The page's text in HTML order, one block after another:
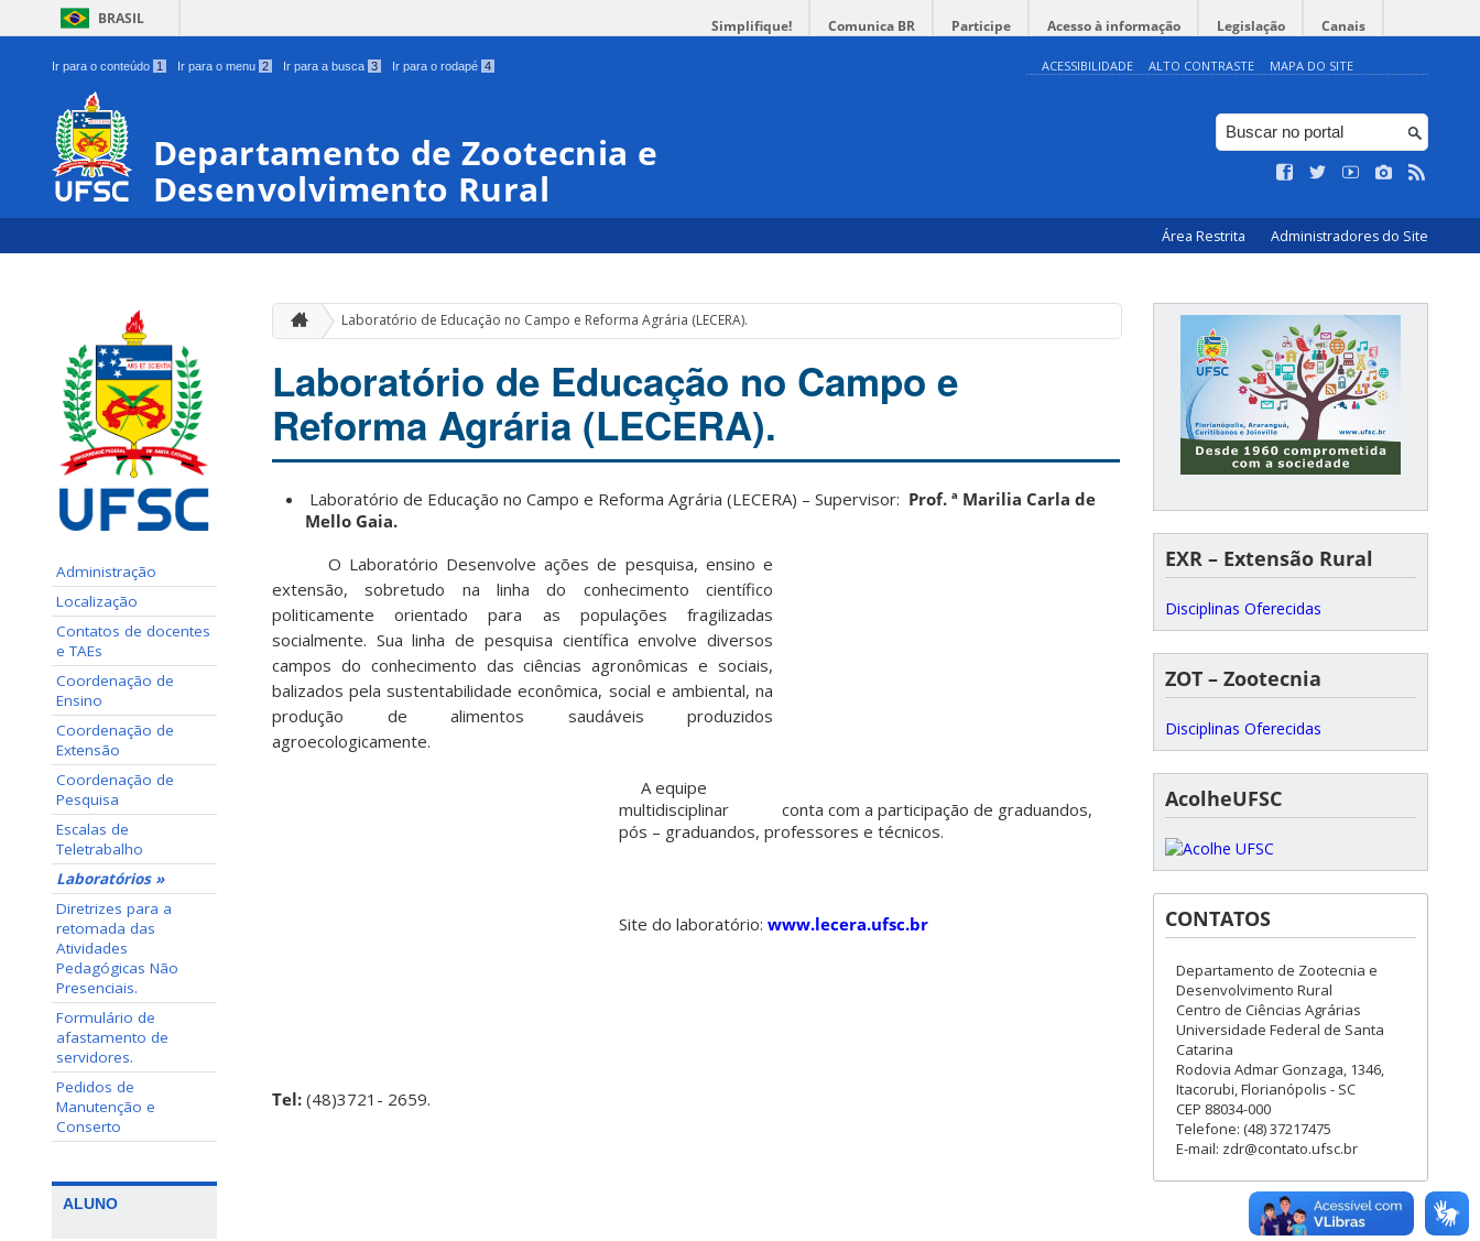
BRASIL Simplifique! Comunica BR Participe Acesso à informação Legislação Canais
Ir para o conteúdo 1 Ir para o menu 2 Ir para a busca 3 Ir para o rodapé 4 ACESSIBILIDADE ALTO CONTRASTE MAPA DO SITE
Departamento de Zootecnia e
Desenvolvimento Rural
Área Restrita Administradores do Site
Administração
Localização
Contatos de docentes
e TAEs
Coordenação de
Ensino
Coordenação de
Extensão
Coordenação de
Pesquisa
Escalas de
Teletrabalho
Laboratórios »
Diretrizes para a
retomada das
Atividades
Pedagógicas Não
Presenciais.
Formulário de
afastamento de
servidores.
Pedidos de
Manutenção e
Conserto
ALUNO
Laboratório de Educação no Campo e Reforma Agrária (LECERA).
Laboratório de Educação no Campo e
Reforma Agrária (LECERA).
Laboratório de Educação no Campo e Reforma Agrária (LECERA) – Supervisor: Prof. ª Marilia Carla de
Mello Gaia.
O Laboratório Desenvolve ações de pesquisa, ensino e
extensão, sobretudo na linha do conhecimento científico
politicamente orientado para as populações fragilizadas
socialmente. Sua linha de pesquisa científica envolve diversos
campos do conhecimento das ciências agronômicas e sociais,
balizados pela sustentabilidade econômica, social e ambiental, na
produção de alimentos saudáveis produzidos
agroecologicamente.
A equipe
multidisciplinar conta com a participação de graduandos,
pós – graduandos, professores e técnicos.
Site do laboratório: www.lecera.ufsc.br
Tel: (48)3721- 2659.
EXR – Extensão Rural
Disciplinas Oferecidas
ZOT – Zootecnia
Disciplinas Oferecidas
AcolheUFSC
CONTATOS
Departamento de Zootecnia e
Desenvolvimento Rural
Centro de Ciências Agrárias
Universidade Federal de Santa
Catarina
Rodovia Admar Gonzaga, 1346,
Itacorubi, Florianópolis - SC
CEP 88034-000
Telefone: (48) 37217475
E-mail: zdr@contato.ufsc.br